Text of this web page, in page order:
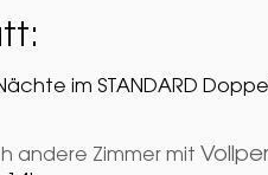
im STANDARD
andere Zimmer mit